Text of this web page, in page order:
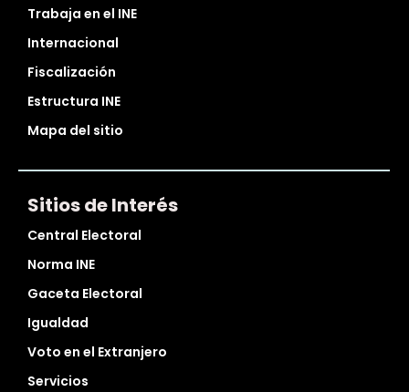
Trabaja en el INE
Internacional
Fiscalización
Estructura INE
Mapa del sitio
Sitios de Interés
Central Electoral
Norma INE
Gaceta Electoral
Igualdad
Voto en el Extranjero
Servicios